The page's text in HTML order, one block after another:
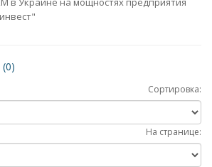
Сортировка:
На странице: